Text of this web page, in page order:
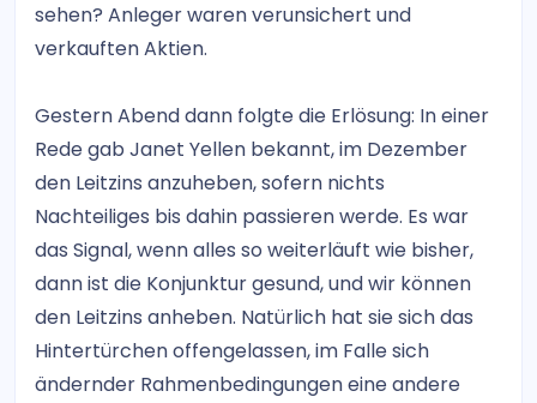
sehen? Anleger waren verunsichert und
verkauften Aktien.
Gestern Abend dann folgte die Erlösung: In einer
Rede gab Janet Yellen bekannt, im Dezember
den Leitzins anzuheben, sofern nichts
Nachteiliges bis dahin passieren werde. Es war
das Signal, wenn alles so weiterläuft wie bisher,
dann ist die Konjunktur gesund, und wir können
den Leitzins anheben. Natürlich hat sie sich das
Hintertürchen offengelassen, im Falle sich
ändernder Rahmenbedingungen eine andere